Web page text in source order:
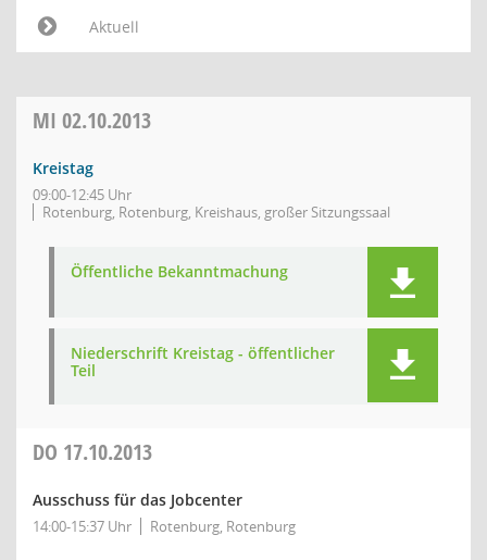
Aktuell
MI 02.10.2013
Kreistag
09:00-12:45 Uhr
Rotenburg, Rotenburg, Kreishaus, großer Sitzungssaal
Öffentliche Bekanntmachung
Niederschrift Kreistag - öffentlicher
Teil
DO 17.10.2013
Ausschuss für das Jobcenter
14:00-15:37 Uhr Rotenburg, Rotenburg